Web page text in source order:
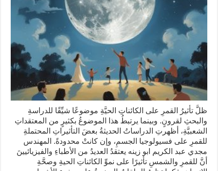
ظلَّ تأثيرُ القمرِ على الكائناتِ الحيَّةِ موضوعًا شيِّقًا للدراسةِ
والبحثِ لقرونٍ. وبينما يرتبطُ هذا الموضوعُ بكثيرٍ من المعتقداتِ
الشعبيَّةِ، أظهرتِ الدراساتُ الحديثةُ بعضَ التأثيراتِ المحتملةِ
للقمرِ على فسيولوجيا الجسمِ، وإن كانتْ محدودةً. المهندس
مجدي عبد الكريم ابو زينه يعتقدُ العديدُ من الأطباءِ والفيزيائيينَ
أنَّ للقمرِ والشمسِ تأثيرًا على نموِّ الكائناتِ الحيةِ وصحَّةِ